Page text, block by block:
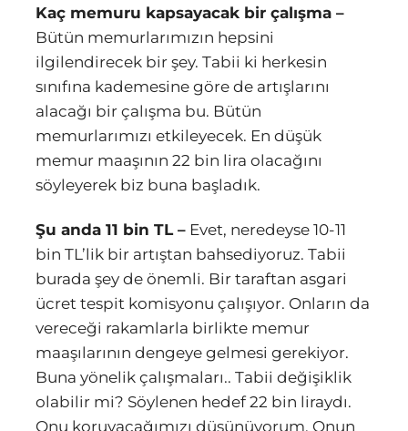
Kaç memuru kapsayacak bir çalışma –
Bütün memurlarımızın hepsini
ilgilendirecek bir şey. Tabii ki herkesin
sınıfına kademesine göre de artışlarını
alacağı bir çalışma bu. Bütün
memurlarımızı etkileyecek. En düşük
memur maaşının 22 bin lira olacağını
söyleyerek biz buna başladık.
Şu anda 11 bin TL – Evet, neredeyse 10-11
bin TL’lik bir artıştan bahsediyoruz. Tabii
burada şey de önemli. Bir taraftan asgari
ücret tespit komisyonu çalışıyor. Onların da
vereceği rakamlarla birlikte memur
maaşılarının dengeye gelmesi gerekiyor.
Buna yönelik çalışmaları.. Tabii değişiklik
olabilir mi? Söylenen hedef 22 bin liraydı.
Onu koruyacağımızı düşünüyorum. Onun